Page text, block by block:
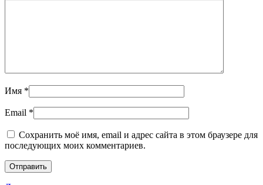
Имя *
Email *
Сохранить моё имя, email и адрес сайта в этом браузере для
последующих моих комментариев.